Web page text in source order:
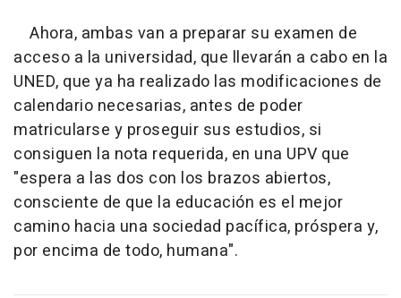
Ahora, ambas van a preparar su examen de
acceso a la universidad, que llevarán a cabo en la
UNED, que ya ha realizado las modificaciones de
calendario necesarias, antes de poder
matricularse y proseguir sus estudios, si
consiguen la nota requerida, en una UPV que
"espera a las dos con los brazos abiertos,
consciente de que la educación es el mejor
camino hacia una sociedad pacífica, próspera y,
por encima de todo, humana".